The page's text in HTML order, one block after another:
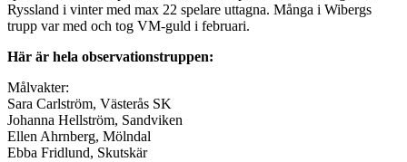
Ryssland i vinter med max 22 spelare uttagna. Många i Wibergs
trupp var med och tog VM-guld i februari.
Här är hela observationstruppen:
Målvakter:
Sara Carlström, Västerås SK
Johanna Hellström, Sandviken
Ellen Ahrnberg, Mölndal
Ebba Fridlund, Skutskär